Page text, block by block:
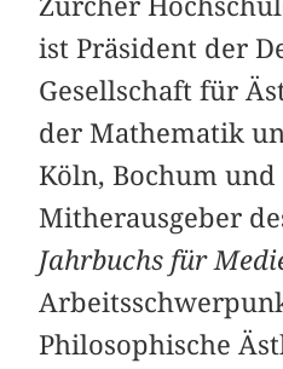
ist Präsident der
Gesellschaft für
der Mathematik
Köln, Bochum
Mitherausgeber
Jahrbuchs für
Philosophische